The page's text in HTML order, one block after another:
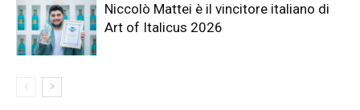
Niccolò Mattei è il vincitore italiano di
Art of Italicus 2026